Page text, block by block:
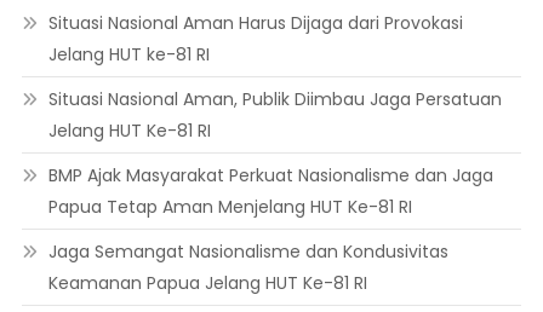
Situasi Nasional Aman Harus Dijaga dari Provokasi
Jelang HUT ke-81 RI
Situasi Nasional Aman, Publik Diimbau Jaga Persatuan
Jelang HUT Ke-81 RI
BMP Ajak Masyarakat Perkuat Nasionalisme dan Jaga
Papua Tetap Aman Menjelang HUT Ke-81 RI
Jaga Semangat Nasionalisme dan Kondusivitas
Keamanan Papua Jelang HUT Ke-81 RI